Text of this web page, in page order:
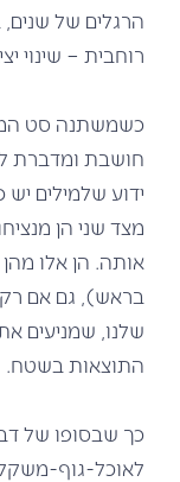
הרגלים של שנים,
רוחבית – שינוי
כשמשתנה סט
חושבת ומדברת
ידוע שלמילים
מצד שני הן
אותה. הן אלו
בראש), גם אם רק
שלנו, שמניעים
התוצאות בשטח.
כך שבסופו של
לאוכל-גוף-